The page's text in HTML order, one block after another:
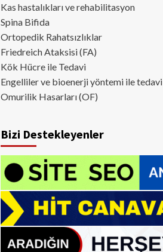
Kas hastalıkları ve rehabilitasyon
Spina Bifida
Ortopedik Rahatsızlıklar
Friedreich Ataksisi (FA)
Kök Hücre ile Tedavi
Engelliler ve bioenerji yöntemi ile tedavi
Omurilik Hasarları (OF)
Bizi Destekleyenler